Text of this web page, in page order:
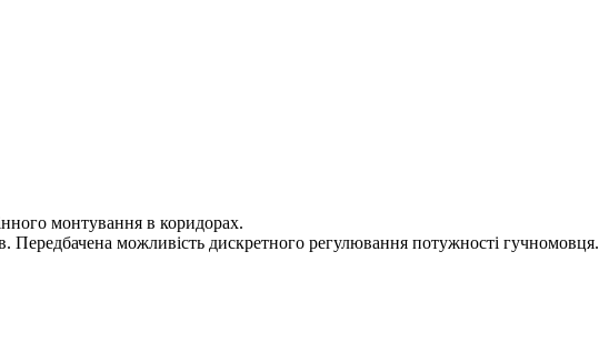
монтування в коридорах.
Передбачена можливість дискретного регулювання потужності гучномовця.